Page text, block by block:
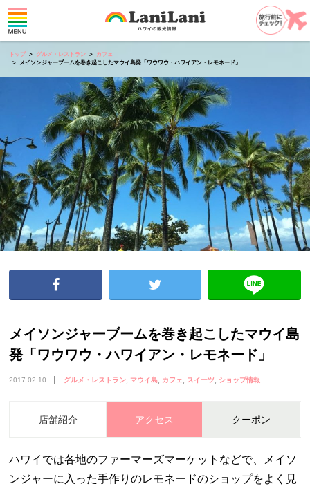
トップ グルメ・レストラン
カフェ
メイソンジャーブームを巻き起こしたマウイ島発「ワウワウ・ハワイアン・レモネード」
メイソンジャーブームを巻き起こしたマウイ島
発「ワウワウ・ハワイアン・レモネード」
2017.02.10 グルメ・レストラン マウイ島 カフェ スイーツ ショップ情報
店舗紹介 アクセス クーポン
ハワイでは各地のファーマーズマーケットなどで、メイソ
ンジャーに入った手作りのレモネードのショップをよく見